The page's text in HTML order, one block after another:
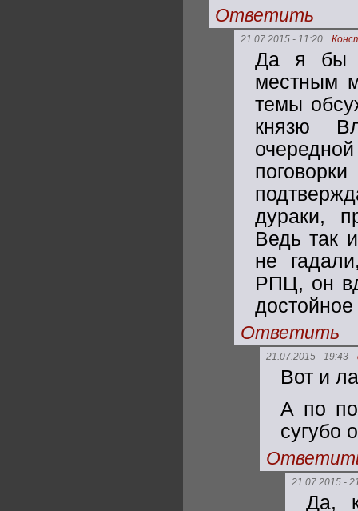
Ответить
21.07.2015 - 11:20
Да я бы
местным
темы
князю
дураки,
Ведь так
не
РПЦ, он
Ответить
21.07.2015 - 19:43
Вот и
А по
сугубо
21.07.2015 -
Да,